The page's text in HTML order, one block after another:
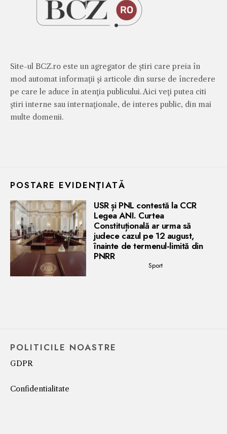
Site-ul BCZ.ro este un agregator de ştiri care preia în
mod automat informaţii şi articole din surse de încredere
pe care le aduce în atenţia publicului. Aici veţi putea citi
ştiri interne sau internaţionale, de interes public, din mai
multe domenii.
POSTARE EVIDENŢIATĂ
USR și PNL contestă la CCR
Legea ANI. Curtea
Constituțională ar urma să
judece cazul pe 12 august,
înainte de termenul-limită din
PNRR
Sport
POLITICILE NOASTRE
GDPR
Confidentialitate